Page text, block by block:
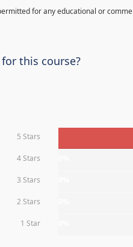
for any educational or
this course?
5 Stars
4 Stars
3 Stars
2 Stars
1 Star